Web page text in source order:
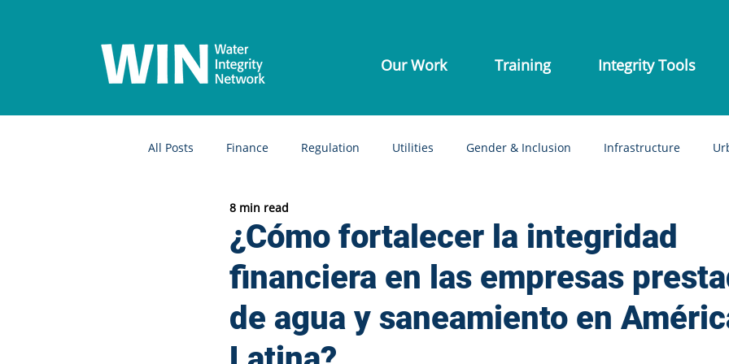
Our Work Training Integrity Tools
All Posts Finance Regulation Utilities Gender & Inclusion Infrastructure
Community water
Irrigation Open Government Procurement Rural water Wastewater
Water governance WASH in schools
¿Cómo fortalecer la integridad
financiera en las empresas
de agua y saneamiento en
8 min read